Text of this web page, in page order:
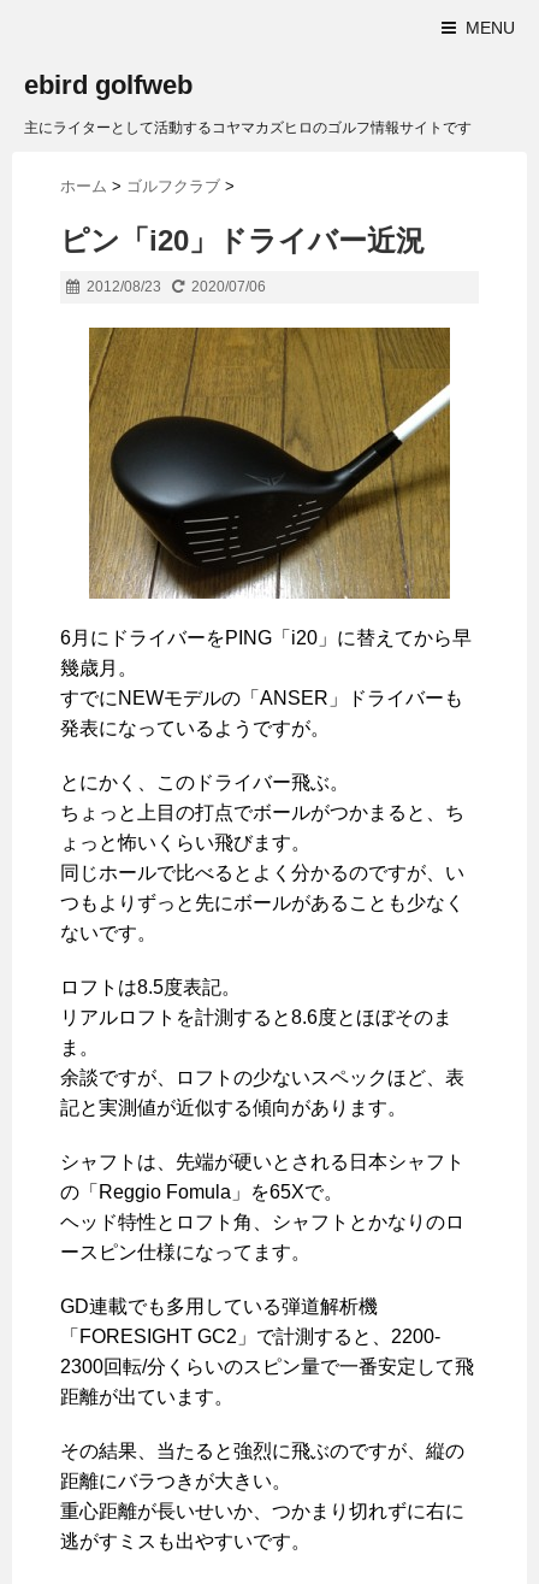
MENU
ebird golfweb
主にライターとして活動するコヤマカズヒロのゴルフ情報サイトです
ホーム > ゴルフクラブ >
ピン「i20」ドライバー近況
2012/08/23 2020/07/06
6月にドライバーをPING「i20」に替えてから早
幾歳月。
すでにNEWモデルの「ANSER」ドライバーも
発表になっているようですが。
とにかく、このドライバー飛ぶ。
ちょっと上目の打点でボールがつかまると、ち
ょっと怖いくらい飛びます。
同じホールで比べるとよく分かるのですが、い
つもよりずっと先にボールがあることも少なく
ないです。
ロフトは8.5度表記。
リアルロフトを計測すると8.6度とほぼそのま
ま。
余談ですが、ロフトの少ないスペックほど、表
記と実測値が近似する傾向があります。
シャフトは、先端が硬いとされる日本シャフト
の「Reggio Fomula」を65Xで。
ヘッド特性とロフト角、シャフトとかなりのロ
ースピン仕様になってます。
GD連載でも多用している弾道解析機
「FORESIGHT GC2」で計測すると、2200-
2300回転/分くらいのスピン量で一番安定して飛
距離が出ています。
その結果、当たると強烈に飛ぶのですが、縦の
距離にバラつきが大きい。
重心距離が長いせいか、つかまり切れずに右に
逃がすミスも出やすいです。